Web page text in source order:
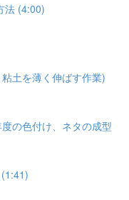
法 (4:00)
土を薄く伸ばす作業)
の色付け、ネタの成型